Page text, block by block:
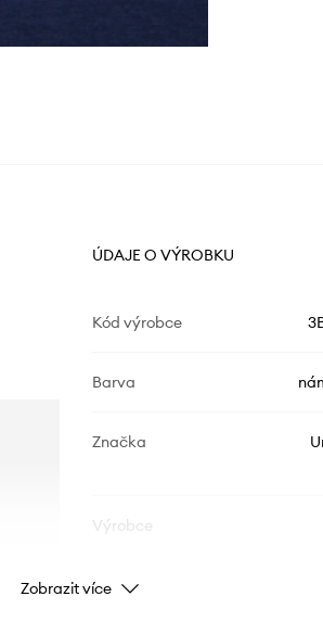
ÚDAJE O VÝROBKU
Kód výrobce
Barva
Značka
Výrobce
ID produktu
Zobrazit více